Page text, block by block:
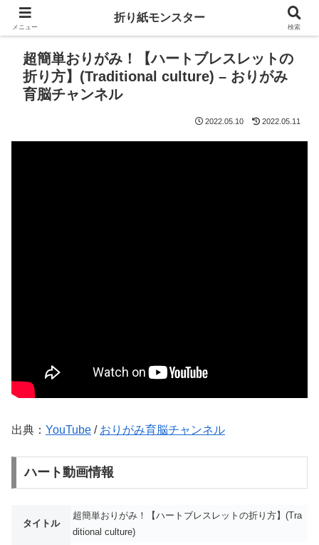
超簡単おりがみ！【ハートブレスレットの
折り方】(Traditional culture) – おりがみ
育脳チャンネル
2022.05.10 2022.05.11
出典： YouTube / おりがみ育脳チャンネル
ハート動画情報
タイトル
超簡単おりがみ！【ハートブレスレットの折り方】(Tra
ditional culture)
メニュー
折り紙モンスター
検索